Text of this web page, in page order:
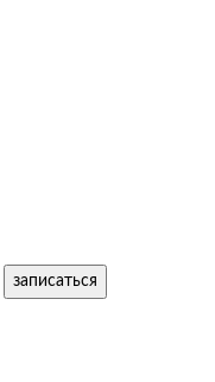
записаться